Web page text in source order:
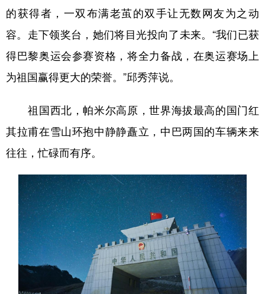
的获得者，一双布满老茧的双手让无数网友为之动
容。走下领奖台，她们将目光投向了未来。“我们已获
得巴黎奥运会参赛资格，将全力备战，在奥运赛场上
为祖国赢得更大的荣誉。”邱秀萍说。
祖国西北，帕米尔高原，世界海拔最高的国门红
其拉甫在雪山环抱中静静矗立，中巴两国的车辆来来
往往，忙碌而有序。